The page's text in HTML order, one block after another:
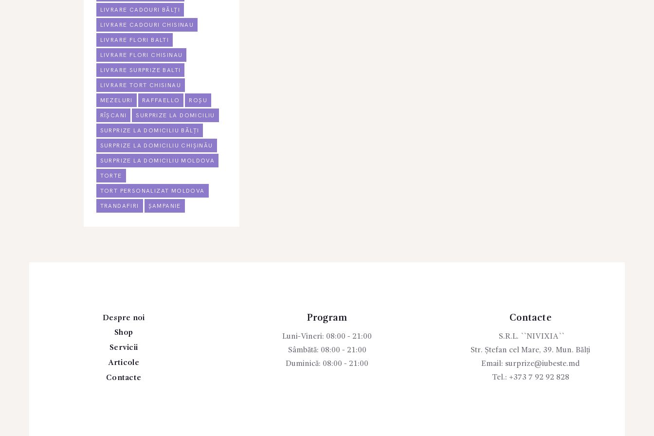
LIVRARE CADOURI BĂLȚI
LIVRARE CADOURI CHISINAU
LIVRARE FLORI BALTI
LIVRARE FLORI CHISINAU
LIVRARE SURPRIZE BALTI
LIVRARE TORT CHISINAU
MEZELURI RAFFAELLO ROȘU
RÎȘCANI SURPRIZE LA DOMICILIU
SURPRIZE LA DOMICILIU BĂLȚI
SURPRIZE LA DOMICILIU CHIȘINĂU
SURPRIZE LA DOMICILIU MOLDOVA
TORTE
TORT PERSONALIZAT MOLDOVA
TRANDAFIRI ȘAMPANIE
Despre noi
Shop
Servicii
Articole
Contacte
Program
Luni-Vineri: 08:00 - 21:00
Sâmbătă: 08:00 - 21:00
Duminică: 08:00 - 21:00
Contacte
S.R.L. ``NIVIXIA``
Str. Ștefan cel Mare, 39. Mun. Bălți
Email: surprize@iubeste.md
Tel.: +373 7 92 92 828